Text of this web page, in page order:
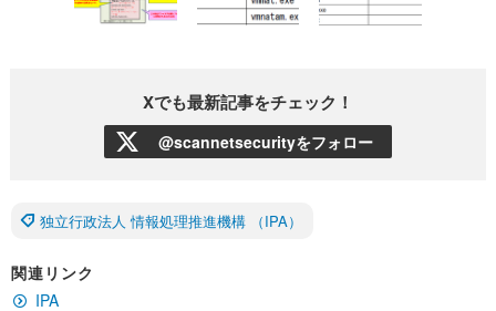
Xでも最新記事をチェック！
@scannetsecurityをフォロー
独立行政法人 情報処理推進機構 （IPA）
関連リンク
IPA